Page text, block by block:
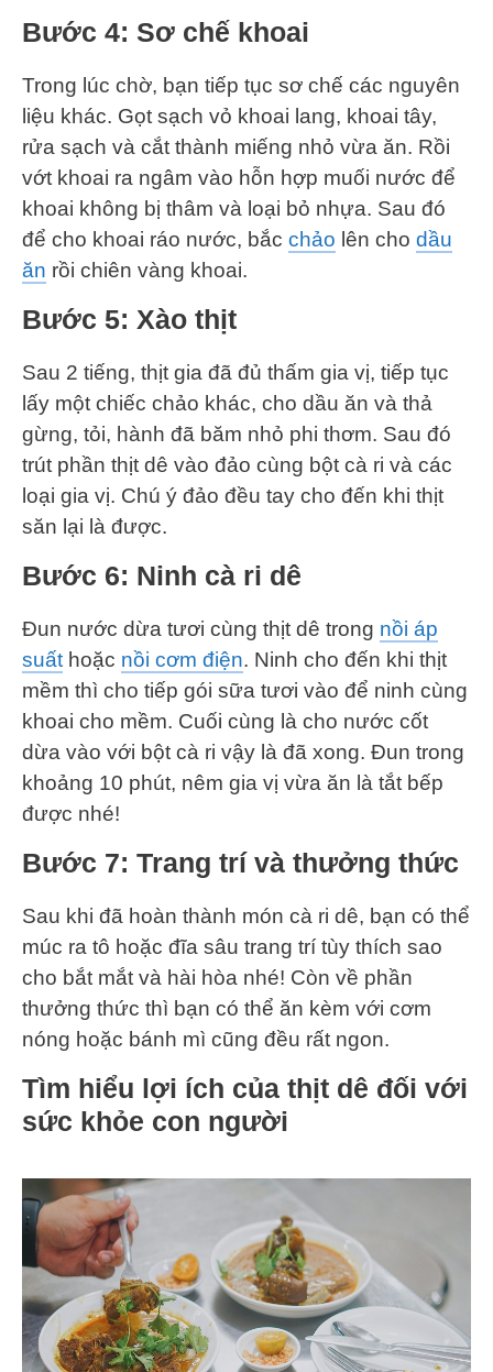
Bước 4: Sơ chế khoai
Trong lúc chờ, bạn tiếp tục sơ chế các nguyên
liệu khác. Gọt sạch vỏ khoai lang, khoai tây,
rửa sạch và cắt thành miếng nhỏ vừa ăn. Rồi
vớt khoai ra ngâm vào hỗn hợp muối nước để
khoai không bị thâm và loại bỏ nhựa. Sau đó
để cho khoai ráo nước, bắc chảo lên cho dầu
ăn rồi chiên vàng khoai.
Bước 5: Xào thịt
Sau 2 tiếng, thịt gia đã đủ thấm gia vị, tiếp tục
lấy một chiếc chảo khác, cho dầu ăn và thả
gừng, tỏi, hành đã băm nhỏ phi thơm. Sau đó
trút phần thịt dê vào đảo cùng bột cà ri và các
loại gia vị. Chú ý đảo đều tay cho đến khi thịt
săn lại là được.
Bước 6: Ninh cà ri dê
Đun nước dừa tươi cùng thịt dê trong nồi áp
suất hoặc nồi cơm điện. Ninh cho đến khi thịt
mềm thì cho tiếp gói sữa tươi vào để ninh cùng
khoai cho mềm. Cuối cùng là cho nước cốt
dừa vào với bột cà ri vậy là đã xong. Đun trong
khoảng 10 phút, nêm gia vị vừa ăn là tắt bếp
được nhé!
Bước 7: Trang trí và thưởng thức
Sau khi đã hoàn thành món cà ri dê, bạn có thể
múc ra tô hoặc đĩa sâu trang trí tùy thích sao
cho bắt mắt và hài hòa nhé! Còn về phần
thưởng thức thì bạn có thể ăn kèm với cơm
nóng hoặc bánh mì cũng đều rất ngon.
Tìm hiểu lợi ích của thịt dê đối với
sức ​khỏe con người